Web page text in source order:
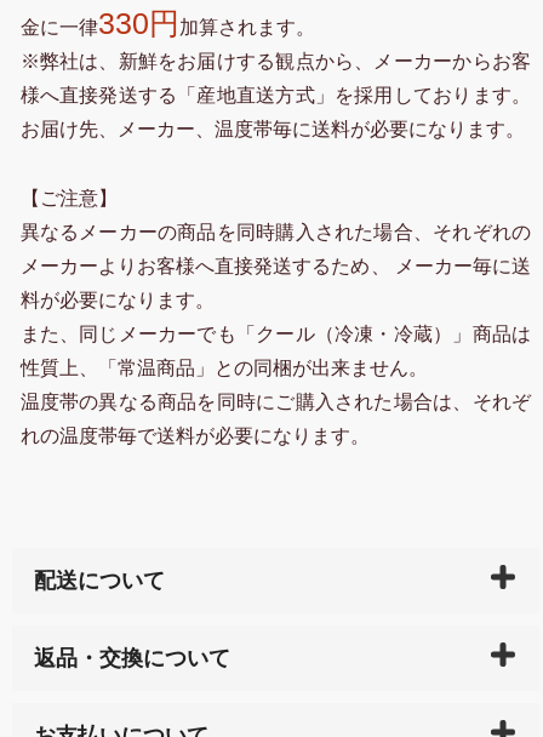
金に一律330円 加算されます。
※弊社は、新鮮をお届けする観点から、メーカーからお客
様へ直接発送する「産地直送方式」を採用しております。
お届け先、メーカー、温度帯毎に送料が必要になります。
【ご注意】
異なるメーカーの商品を同時購入された場合、それぞれの
メーカーよりお客様へ直接発送するため、 メーカー毎に送
料が必要になります。
また、同じメーカーでも「クール（冷凍・冷蔵）」商品は
性質上、「常温商品」との同梱が出来ません。
温度帯の異なる商品を同時にご購入された場合は、それぞ
れの温度帯毎で送料が必要になります。
配送について
天ペイ」の方はご注文受付後）、 長崎県下全域に点在
サイト内で購入された商品の送料は、こちらの
全国送
返品・交換について